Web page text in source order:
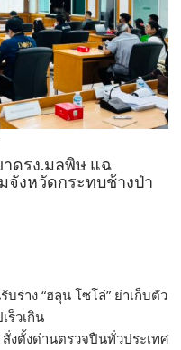
าดรง.มลพิษ แฉ
งหวัดกระทบช้างป่า
าง “ฮลุน โซโล่” ย่าเก็บตัว
ร็วเกิน
งตั้งด่านตรวจปืนทั่วประเทศ